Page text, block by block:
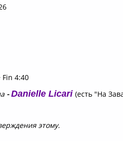
Fin 4:40
-Danielle Licari (есть "На
этому.